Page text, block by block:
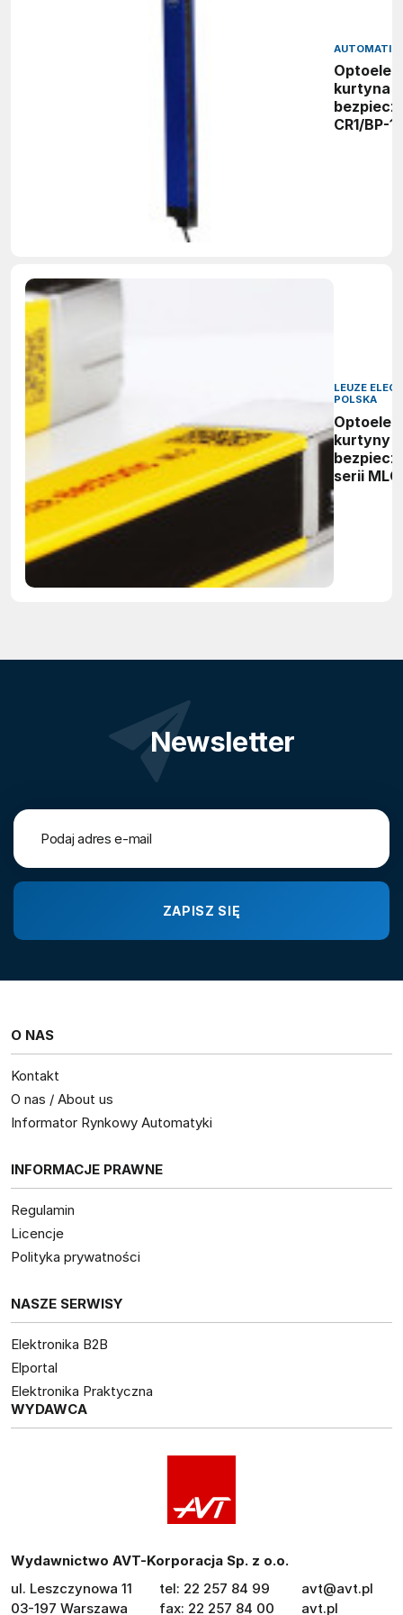
kurtyna
CR1/BP-
LEUZE
POLSKA
kurtyny
serii MLC
Newsletter
O NAS
Kontakt
O nas / About us
Informator Rynkowy Automatyki
INFORMACJE PRAWNE
Regulamin
Licencje
Polityka prywatności
NASZE SERWISY
Elektronika B2B
Elportal
Elektronika Praktyczna
WYDAWCA
Wydawnictwo AVT-Korporacja Sp. z o.o.
ul. Leszczynowa 11
03-197 Warszawa
tel: 22 257 84 99
fax: 22 257 84 00
avt@avt.pl
avt.pl